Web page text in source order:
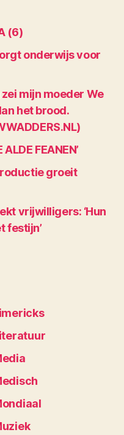
(6)
onderwijs voor
mijn moeder We
het brood.
ALDE FEANEN’
groeit
vrijwilligers: ‘Hun
festijn’